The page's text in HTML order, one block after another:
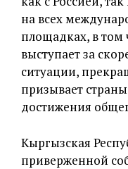
на всех
площадках, в
выступает за
ситуации,
призывает
достижения
Кыргызская
приверженной